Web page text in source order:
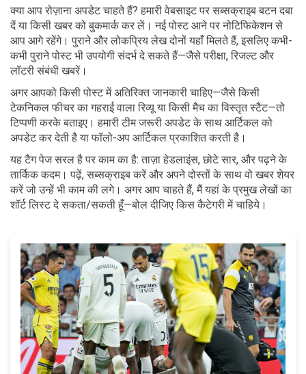
क्या आप रोज़ाना अपडेट चाहते हैं? हमारी वेबसाइट पर सब्सक्राइब बटन दबा
दें या किसी खबर को बुकमार्क कर लें। नई पोस्ट आने पर नोटिफिकेशन से
आप आगे रहेंगे। पुराने और लोकप्रिय लेख दोनों यहाँ मिलते हैं, इसलिए कभी-
कभी पुराने पोस्ट भी उपयोगी संदर्भ दे सकते हैं—जैसे परीक्षा, रिजल्ट और
लॉटरी संबंधी खबरें।
अगर आपको किसी पोस्ट में अतिरिक्त जानकारी चाहिए—जैसे किसी
टेकनिकल फीचर का गहराई वाला रिव्यू या किसी मैच का विस्तृत स्टैट—तो
टिप्पणी करके बताइए। हमारी टीम जरूरी अपडेट के साथ आर्टिकल को
अपडेट कर देती है या फॉलो-अप आर्टिकल प्रकाशित करती है।
यह टैग पेज सरल है पर काम का है: ताज़ा हेडलाइंस, छोटे सार, और पढ़ने के
तार्किक कदम। पढ़ें, सब्सक्राइब करें और अपने दोस्तों के साथ वो खबर शेयर
करें जो उन्हें भी काम की लगे। अगर आप चाहते हैं, मैं यहां के प्रमुख लेखों का
शॉर्ट लिस्ट दे सकता/सकती हूँ—बोल दीजिए किस कैटेगरी में चाहिये।